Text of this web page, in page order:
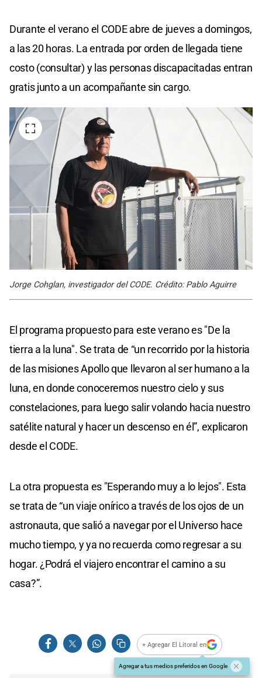
Durante el verano el CODE abre de jueves a domingos,
a las 20 horas. La entrada por orden de llegada tiene
costo (consultar) y las personas discapacitadas entran
gratis junto a un acompañante sin cargo.
Jorge Cohglan, investigador del CODE. Crédito: Pablo Aguirre
El programa propuesto para este verano es "De la
tierra a la luna". Se trata de “un recorrido por la historia
de las misiones Apollo que llevaron al ser humano a la
luna, en donde conoceremos nuestro cielo y sus
constelaciones, para luego salir volando hacia nuestro
satélite natural y hacer un descenso en él”, explicaron
desde el CODE.
La otra propuesta es "Esperando muy a lo lejos". Esta
se trata de “un viaje onírico a través de los ojos de un
astronauta, que salió a navegar por el Universo hace
mucho tiempo, y ya no recuerda como regresar a su
hogar. ¿Podrá el viajero encontrar el camino a su
casa?”.
+ Agregar El Litoral en
Agregar a tus medios preferidos en Google